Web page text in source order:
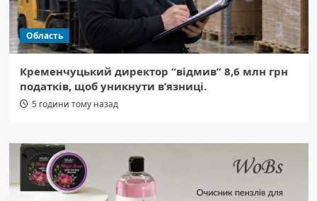
Область
Кременчуцький директор “відмив” 8,6 млн грн
податків, щоб уникнути в’язниці.
5 години тому назад